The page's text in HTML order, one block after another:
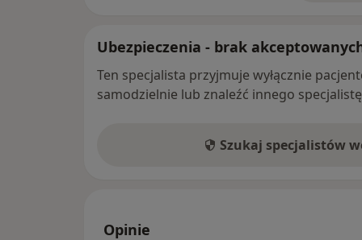
Ubezpieczenia - brak
Ten specjalista przyjmuje wyłącznie
samodzielnie lub znaleźć innego
Szukaj specjalistów
Opinie